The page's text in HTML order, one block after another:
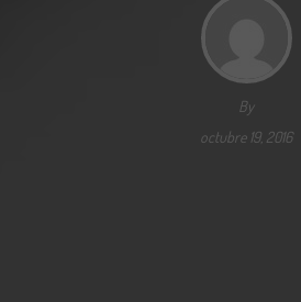
By
octubre 19, 2016